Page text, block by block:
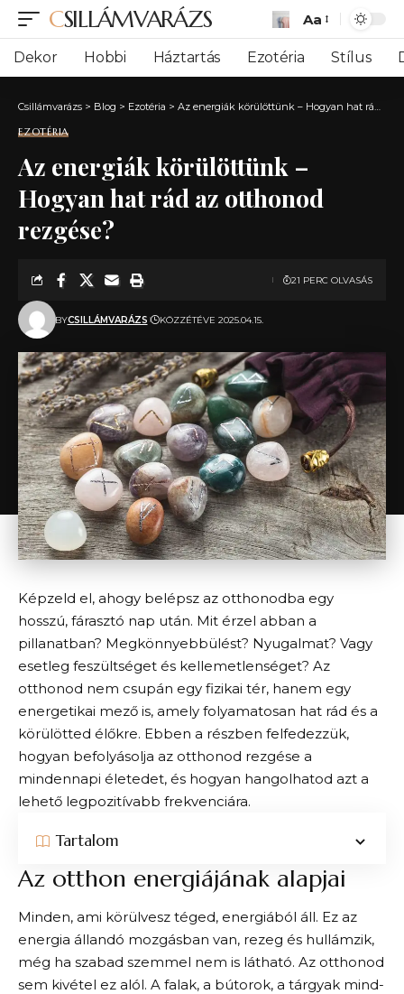
CSILLÁMVARÁZS
Font
Resizer
Aa
Dekor Hobbi Háztartás Ezotéria Stílus
Csillámvarázs > Blog > Ezotéria > Az energiák körülöttünk – Hogyan hat rád az otthonod rezgése?
EZOTÉRIA
Az energiák körülöttünk –
Hogyan hat rád az otthonod
rezgése?
BYCSILLÁMVARÁZS KÖZZÉTÉVE 2025.04.15.
21 PERC OLVASÁS
Képzeld el, ahogy belépsz az otthonodba egy
hosszú, fárasztó nap után. Mit érzel abban a
pillanatban? Megkönnyebbülést? Nyugalmat? Vagy
esetleg feszültséget és kellemetlenséget? Az
otthonod nem csupán egy fizikai tér, hanem egy
energetikai mező is, amely folyamatosan hat rád és a
körülötted élőkre. Ebben a részben felfedezzük,
hogyan befolyásolja az otthonod rezgése a
mindennapi életedet, és hogyan hangolhatod azt a
lehető legpozitívabb frekvenciára.
Tartalom
Az otthon energiájának alapjai
Minden, ami körülvesz téged, energiából áll. Ez az
energia állandó mozgásban van, rezeg és hullámzik,
még ha szabad szemmel nem is látható. Az otthonod
sem kivétel ez alól. A falak, a bútorok, a tárgyak mind-